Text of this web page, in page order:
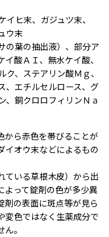
ヒ末、ガジュツ末、
ウ末
の葉の抽出液）、部分ア
酸ＡＩ、無水ケイ酸、
、ステアリン酸Ｍｇ、
、エチルセルロース、グ
、銅クロロフィリンＮａ
から赤色を帯びることが
イオウ末などによるもの
ている草根木皮）から出
よって錠剤の色が多少異
剤の表面に斑点等が見ら
変色ではなく生薬成分で
。